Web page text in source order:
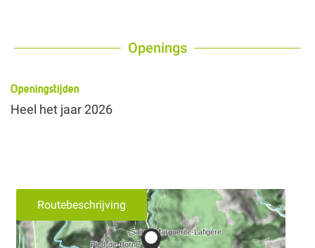
Openings
Openingstijden
Heel het jaar 2026
Routebeschrijving